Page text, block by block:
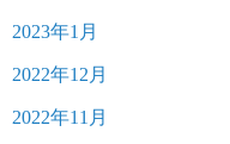
2023年1月
2022年12月
2022年11月